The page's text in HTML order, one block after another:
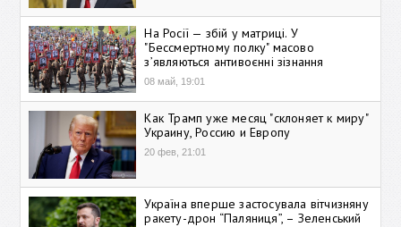
На Росії — збій у матриці. У
"Бессмертному полку" масово
зʼявляються антивоєнні зізнання
08 май, 19:01
Как Трамп уже месяц "склоняет к миру"
Украину, Россию и Европу
20 фев, 21:01
Україна вперше застосувала вітчизняну
ракету-дрон “Паляниця”, – Зеленський